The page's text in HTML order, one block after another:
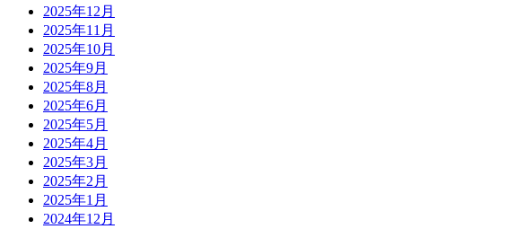
2025年12月
2025年11月
2025年10月
2025年9月
2025年8月
2025年6月
2025年5月
2025年4月
2025年3月
2025年2月
2025年1月
2024年12月